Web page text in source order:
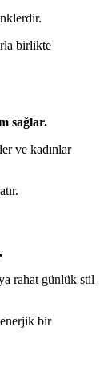
birlikte
sağlar.
ve kadınlar
rahat günlük stil
bir